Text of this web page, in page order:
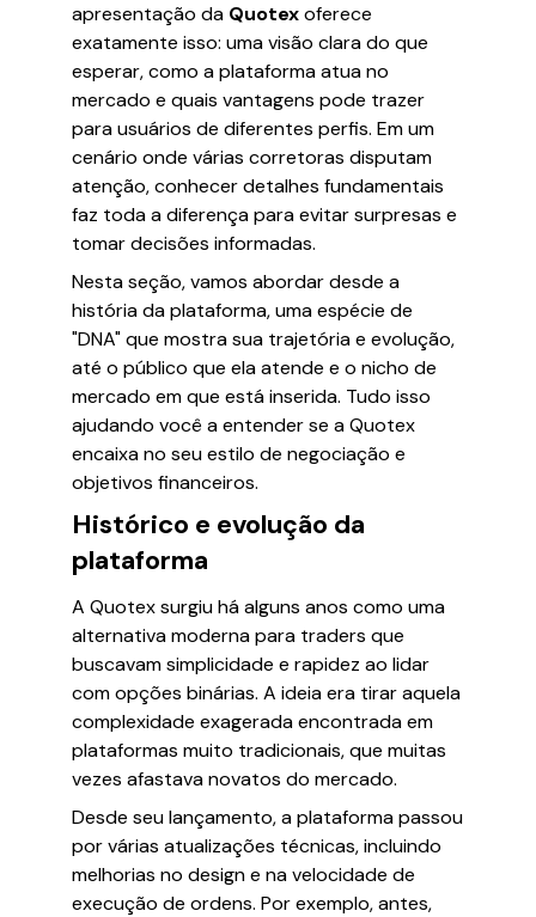
apresentação da Quotexoferece
exatamente isso: uma visão clara do que
esperar, como a plataforma atua no
mercado e quais vantagens pode trazer
para usuários de diferentes perfis. Em um
cenário onde várias corretoras disputam
atenção, conhecer detalhes fundamentais
faz toda a diferença para evitar surpresas e
tomar decisões informadas.
Nesta seção, vamos abordar desde a
história da plataforma, uma espécie de
"DNA" que mostra sua trajetória e evolução,
até o público que ela atende e o nicho de
mercado em que está inserida. Tudo isso
ajudando você a entender se a Quotex
encaixa no seu estilo de negociação e
objetivos financeiros.
Histórico e evolução da
plataforma
A Quotex surgiu há alguns anos como uma
alternativa moderna para traders que
buscavam simplicidade e rapidez ao lidar
com opções binárias. A ideia era tirar aquela
complexidade exagerada encontrada em
plataformas muito tradicionais, que muitas
vezes afastava novatos do mercado.
Desde seu lançamento, a plataforma passou
por várias atualizações técnicas, incluindo
melhorias no design e na velocidade de
execução de ordens. Por exemplo, antes,